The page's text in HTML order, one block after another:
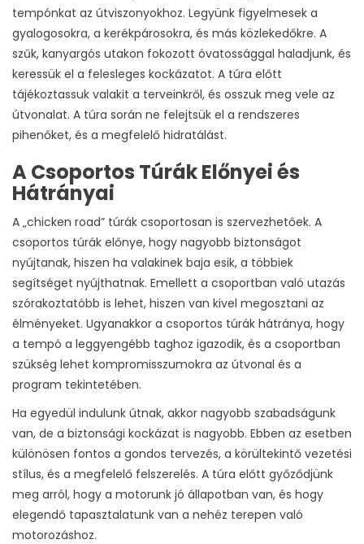
tempónkat az útviszonyokhoz. Legyünk figyelmesek a
gyalogosokra, a kerékpárosokra, és más közlekedőkre. A
szűk, kanyargós utakon fokozott óvatossággal haladjunk, és
keressük el a felesleges kockázatot. A túra előtt
tájékoztassuk valakit a terveinkről, és osszuk meg vele az
útvonalat. A túra során ne felejtsük el a rendszeres
pihenőket, és a megfelelő hidratálást.
A Csoportos Túrák Előnyei és
Hátrányai
A „chicken road” túrák csoportosan is szervezhetőek. A
csoportos túrák előnye, hogy nagyobb biztonságot
nyújtanak, hiszen ha valakinek baja esik, a többiek
segítséget nyújthatnak. Emellett a csoportban való utazás
szórakoztatóbb is lehet, hiszen van kivel megosztani az
élményeket. Ugyanakkor a csoportos túrák hátránya, hogy
a tempó a leggyengébb taghoz igazodik, és a csoportban
szükség lehet kompromisszumokra az útvonal és a
program tekintetében.
Ha egyedül indulunk útnak, akkor nagyobb szabadságunk
van, de a biztonsági kockázat is nagyobb. Ebben az esetben
különösen fontos a gondos tervezés, a körültekintő vezetési
stílus, és a megfelelő felszerelés. A túra előtt győződjünk
meg arról, hogy a motorunk jó állapotban van, és hogy
elegendő tapasztalatunk van a nehéz terepen való
motorozáshoz.